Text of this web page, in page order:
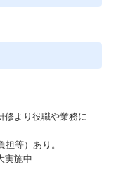
修より役職や業務に
等）あり。
実施中